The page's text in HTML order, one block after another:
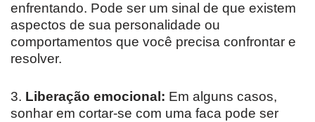
enfrentando. Pode ser um sinal de que existem
aspectos de sua personalidade ou
comportamentos que você precisa confrontar e
resolver.
3. Liberação emocional: Em alguns casos,
sonhar em cortar-se com uma faca pode ser